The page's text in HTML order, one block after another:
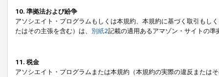
10. 準拠法および紛争
アソシエイト・プログラムもしくは本規約、本規約に基づく取引もし
たはその主張を含む）は、 別紙2記載の適用あるアマゾン・サイトの
11. 税金
アソシエイト・プログラムまたは本規約（本規約の実際の違反または